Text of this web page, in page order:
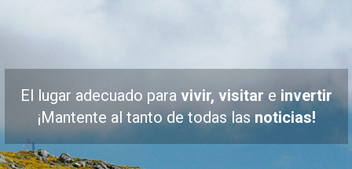
El lugar adecuado para vivir, visitar e invertir
¡Mantente al tanto de todas lasnoticias!